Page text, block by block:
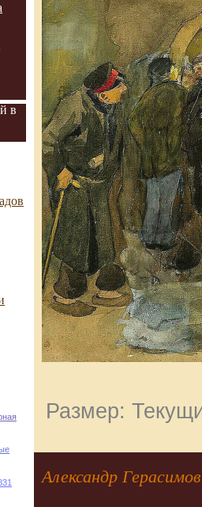
в
Размер:
Александр